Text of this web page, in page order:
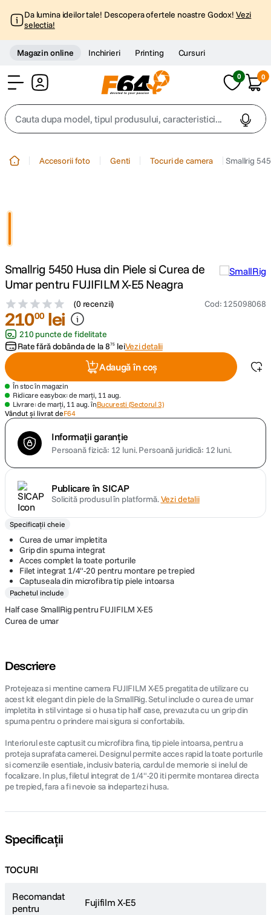
Da lumina ideilor tale! Descopera ofertele noastre Godox! Vezi
selectia!
Magazin online Inchirieri Printing Cursuri
0 0
Cauta dupa model, tipul produsului, caracteristici...
. peak design
canon sx740 hs
6. lavaliera
card memorie
8. ulanzi
9. insta 360
10. godox
Accesorii foto Genti Tocuri de camera Smallrig
Smallrig 5450 Husa din Piele si Curea de
Umar pentru FUJIFILM X-E5 Neagra
(0 recenzii) Cod: 125098068
21000 lei
210 puncte de fidelitate
Rate fără dobânda de la875 leiVezi detalii
Adaugă în coș
În stoc în magazin
Ridicare easybox: de marți, 11 aug.
Livrare: de marți, 11 aug. înBucuresti (Sectorul 3)
Vândut și livrat deF64
Informații garanție
Persoană fizică: 12 luni.Persoană juridică: 12 luni.
Publicare în SICAP
Solicită produsul în platformă.Vezi detalii
Specificații cheie
Curea de umar impletita
Grip din spuma integrat
Acces complet la toate porturile
Filet integrat 1/4"-20 pentru montare pe trepied
Captuseala din microfibra tip piele intoarsa
Pachetul include
Half case SmallRig pentru FUJIFILM X-E5
Curea de umar
Descriere
Protejeaza si mentine camera FUJIFILM X-E5 pregatita de utilizare cu
acest kit elegant din piele de la SmallRig. Setul include o curea de umar
impletita in stil vintage si o husa tip half case, prevazuta cu un grip din
spuma pentru o prindere mai sigura si confortabila.
Interiorul este captusit cu microfibra fina, tip piele intoarsa, pentru a
proteja suprafata camerei. Designul permite acces rapid la toate porturile
si comenzile esentiale, inclusiv bateria, cardul de memorie si inelul de
focalizare. In plus, filetul integrat de 1/4"-20 iti permite montarea directa
pe trepied, fara a fi nevoie sa indepartezi husa.
Specificații
TOCURI
Recomandat
pentru
Fujifilm X-E5